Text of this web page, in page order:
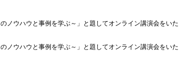
ウハウと事例を学ぶ～」と題してオンライン講演会をいた
ウハウと事例を学ぶ～」と題してオンライン講演会をいた